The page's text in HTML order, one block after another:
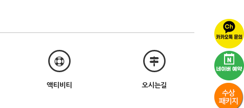
액티비티 오시는길